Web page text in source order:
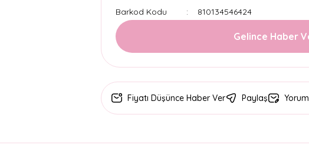
Barkod Kodu 810134546424
Gelince Haber
Fiyatı Düşünce Haber Ver Paylaş